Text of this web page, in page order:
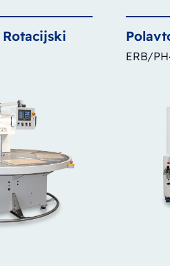
Rotacijski
ERB/